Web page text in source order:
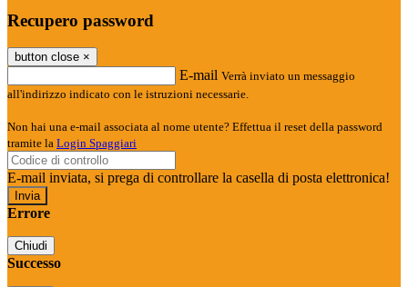
Recupero password
button close ×
E-mail Verrà inviato un messaggio
all'indirizzo indicato con le istruzioni necessarie.
Non hai una e-mail associata al nome utente? Effettua il reset della password
tramite la Login Spaggiari
E-mail inviata, si prega di controllare la casella di posta elettronica!
Errore
Chiudi
Successo